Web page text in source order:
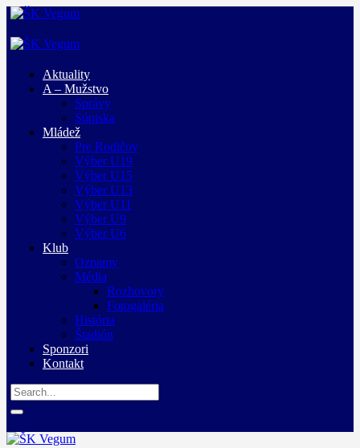
Aktuality
A – Mužstvo
Správy
Súpiska
Mládež
Pre Rodičov
Výber U19
Výber U15
Výber U13
Výber U11
Výber U9
Výber U6
Klub
Oznamy
Média
Rozhovory
Fotogaléria
História
Štadión
Sponzori
Kontakt